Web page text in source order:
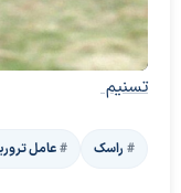
تسنیم
راسک عامل